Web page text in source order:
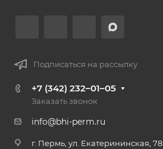
Подписаться на рассылку
+7 (342) 232–01–05
Заказать звонок
info@bhi-perm.ru
г. Пермь, ул. Екатерининская, 78